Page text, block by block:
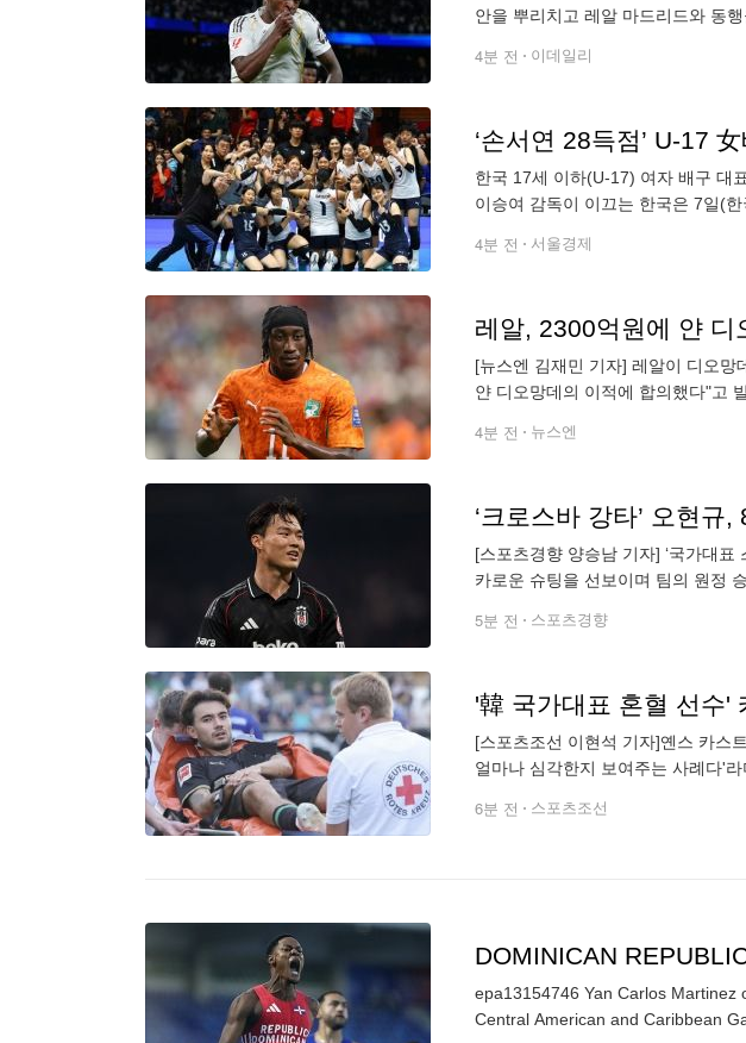
안을 뿌리치고 레알 마드리드와 동
4분 전 이데일리
‘손서연 28득점’ U-17
한국 17세 이하(U-17) 여자 배구 대
이승여 감독이 이끄는 한국은 7일(
4분 전 서울경제
레알, 2300억원에 얀 디
[뉴스엔 김재민 기자] 레알이 디오
얀 디오망데의 이적에 합의했다"고
4분 전 뉴스엔
[스포츠경향 양승남 기자] ‘국가대
카로운 슈팅을 선보이며 팀의 원정
5분 전 스포츠경향
[스포츠조선 이현석 기자]옌스 카스
얼마나 심각한지 보여주는 사례다'
6분 전 스포츠조선
DOMINICAN
epa13154746 Yan Carlos
Central American and Caribbean